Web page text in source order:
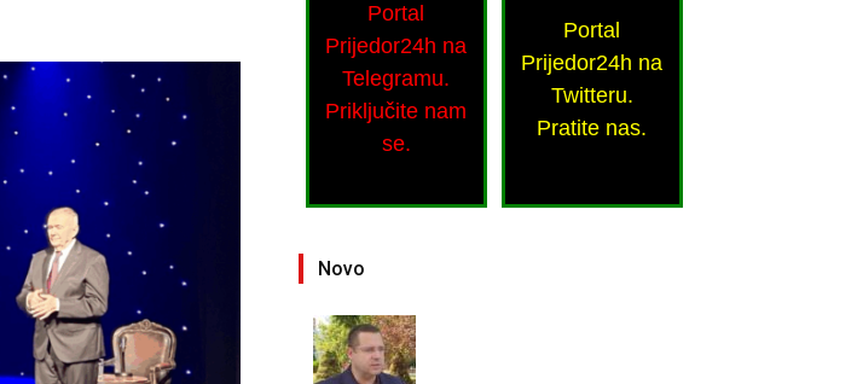
Portal
Prijedor24h na
Telegramu.
Priključite nam
se.
Portal
Prijedor24h na
Twitteru.
Pratite nas.
Novo